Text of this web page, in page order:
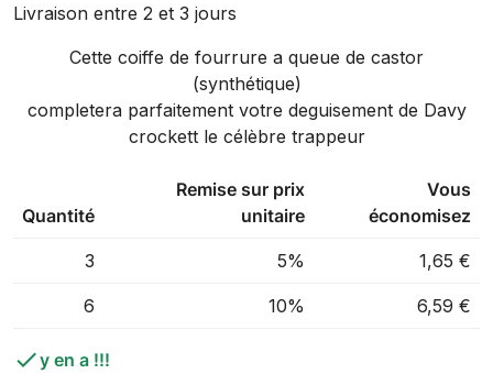
Livraison entre 2 et 3 jours
Cette coiffe de fourrure a queue de castor
(synthétique)
completera parfaitement votre deguisement de Davy
crockett le célèbre trappeur
Quantité
Remise sur prix
unitaire
Vous
économisez
3 5% 1,65 €
6 10% 6,59 €
y en a !!!